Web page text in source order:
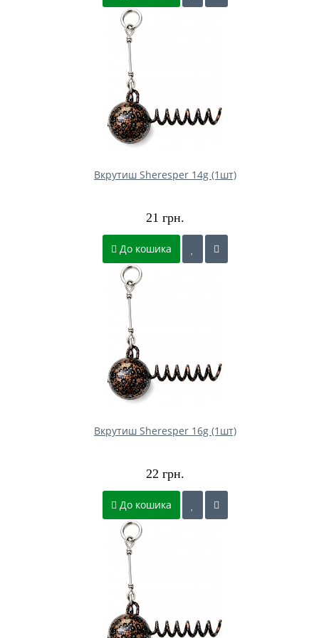
Вкрутиш Sheresper 14g (1шт)
21 грн.
До кошика
Вкрутиш Sheresper 16g (1шт)
22 грн.
До кошика